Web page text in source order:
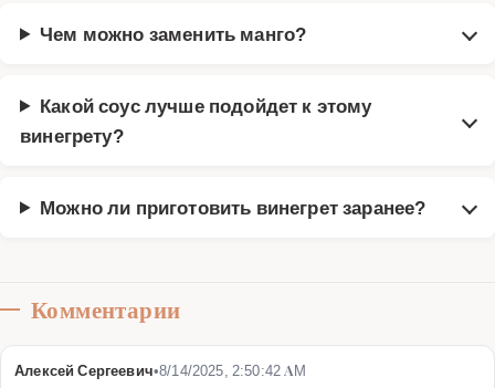
Чем можно заменить манго?
Какой соус лучше подойдет к этому
винегрету?
Можно ли приготовить винегрет заранее?
Комментарии
Алексей Сергеевич•8/14/2025, 2:50:42 AM